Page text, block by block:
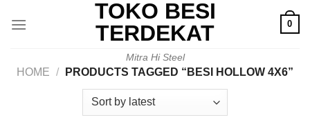
TOKO BESI
TERDEKAT
Mitra Hi Steel
0
HOME / PRODUCTS TAGGED “BESI HOLLOW 4X6”